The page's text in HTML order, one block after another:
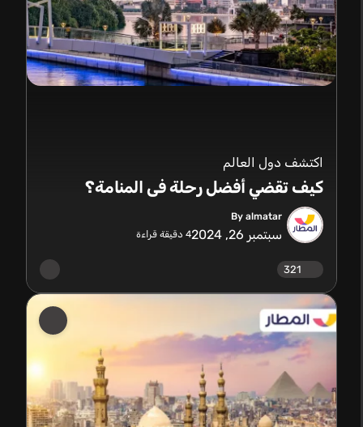
اكتشف دول العالم
كيف تقضي أفضل رحلة فى المنامة؟
By almatar
سبتمبر 26, 2024 4دقيقة قراءة